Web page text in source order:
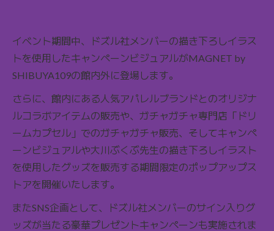
イベント期間中、ドズル社メンバーの描き下ろしイラス
トを使用したキャンペーンビジュアルがMAGNET by
SHIBUYA109の館内外に登場します。
さらに、館内にある人気アパレルブランドとのオリジナ
ルコラボアイテムの販売や、ガチャガチャ専門店「ドリ
ームカプセル」でのガチャガチャ販売、そしてキャンペ
ーンビジュアルや大川ぶくぶ先生の描き下ろしイラスト
を使用したグッズを販売する期間限定のポップアップス
トアを開催いたします。
またSNS企画として、ドズル社メンバーのサイン入りグ
ッズが当たる豪華プレゼントキャンペーンも実施されま